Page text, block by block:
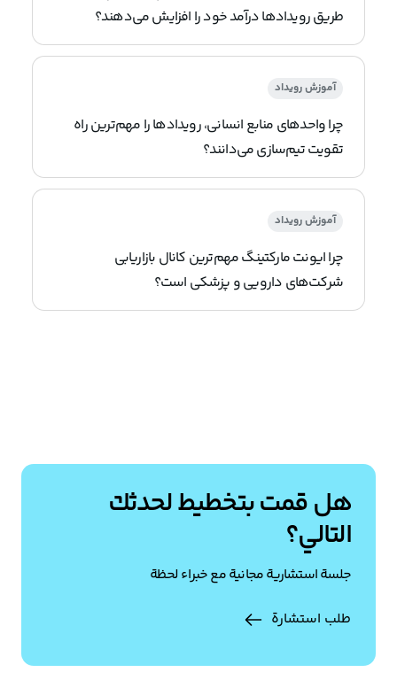
طریق رویدادها درآمد خود را افزایش می‌دهند؟
آموزش رویداد
چرا واحدهای منابع انسانی، رویدادها را مهم‌ترین راه
تقویت تیم‌سازی می‌دانند؟
آموزش رویداد
چرا ایونت مارکتینگ مهم‌ترین کانال بازاریابی
شرکت‌های دارویی و پزشکی است؟
هل قمت بتخطيط لحدثك
التالي؟
جلسة استشارية مجانية مع خبراء لحظة
طلب استشارة